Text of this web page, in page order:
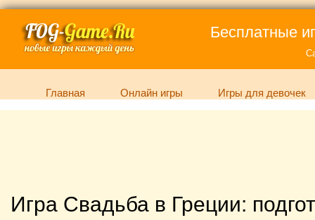
Бесплатные
Главная Онлайн игры Игры для девочек
Игра Свадьба в Греции: